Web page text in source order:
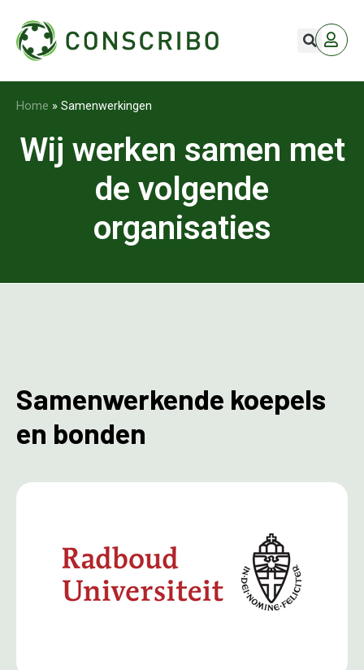
Home » Samenwerkingen
Wij werken samen met
de volgende
organisaties
Samenwerkende koepels
en bonden